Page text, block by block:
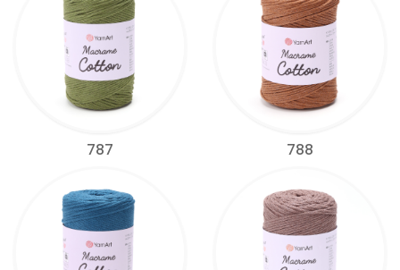
787 788